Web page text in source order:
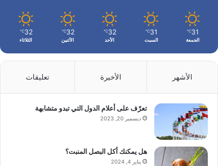
31
℃
الجمعة
31
℃
السبت
32
℃
الأحد
32
℃
الأثنين
32
℃
الثلاثاء
الأشهر الأخيرة تعليقات
تعرّف على أعلام الدول التي تبدو متشابهة
ديسمبر 20, 2023
هل يمكنك أكل البصل المنبت؟
يناير 4, 2024